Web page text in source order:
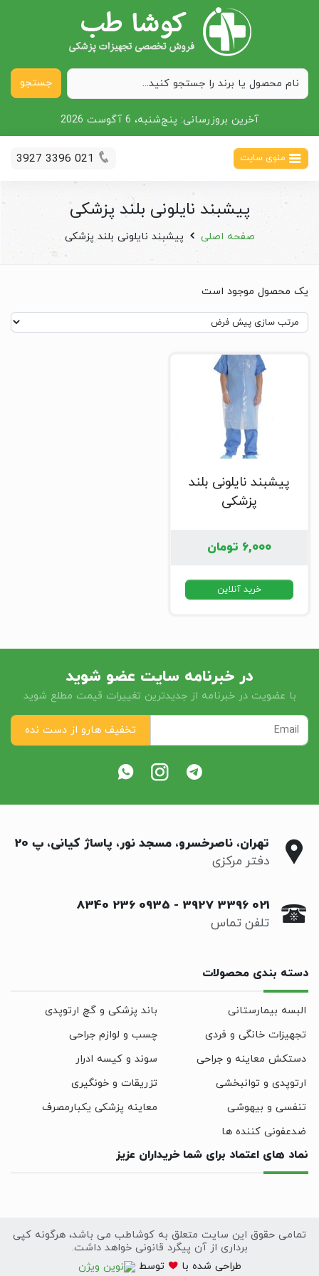
جستجو
آخرین بروزرسانی: پنج‌شنبه، 6 آگوست 2026
منوی سایت 021 3396 3927
پیشبند نایلونی بلند پزشکی
صفحه اصلی پیشبند نایلونی بلند پزشکی
یک محصول موجود است
پیشبند نایلونی بلند
پزشکی
۶,۰۰۰ تومان
خرید آنلاین
در خبرنامه سایت عضو شوید
با عضویت در خبرنامه از جدیدترین تغییرات قیمت مطلع شوید
تهران، ناصرخسرو، مسجد نور، پاساژ کیانی، پ 20
دفتر مرکزی
021 3396 3927
-
0935 236 8340
تلفن تماس
دسته بندی محصولات
البسه بیمارستانی
باند پزشکی و گچ ارتوپدی
تجهیزات خانگی و فردی
چسب و لوازم جراحی
دستکش معاینه و جراحی
سوند و کیسه ادرار
ارتوپدی و توانبخشی
تزریقات و خونگیری
تنفسی و بیهوشی
معاینه پزشکی یکبارمصرف
ضدعفونی کننده ها
نماد های اعتماد برای شما خریداران عزیز
تمامی حقوق این سایت متعلق به کوشاطب می باشد، هرگونه کپی
برداری از آن پیگرد قانونی خواهد داشت.
طراحی سایت
شده با توسط